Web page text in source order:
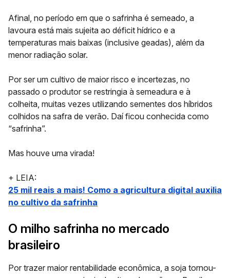
Afinal, no período em que o safrinha é semeado, a
lavoura está mais sujeita ao déficit hídrico e a
temperaturas mais baixas (inclusive geadas), além da
menor radiação solar.
Por ser um cultivo de maior risco e incertezas, no
passado o produtor se restringia à semeadura e à
colheita, muitas vezes utilizando sementes dos híbridos
colhidos na safra de verão. Daí ficou conhecida como
“safrinha”.
Mas houve uma virada!
+ LEIA:
25 mil reais a mais! Como a agricultura digital auxilia
no cultivo da safrinha
O milho safrinha no mercado
brasileiro
Por trazer maior rentabilidade econômica, a soja tornou-